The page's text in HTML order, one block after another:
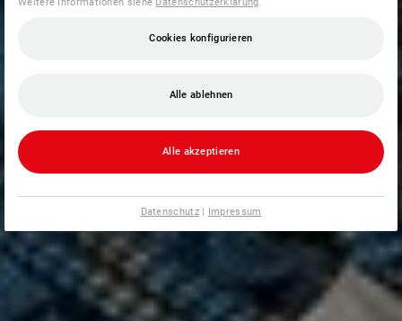
Cookies konfigurieren
Alle ablehnen
Alle akzeptieren
Datenschutz| Impressum